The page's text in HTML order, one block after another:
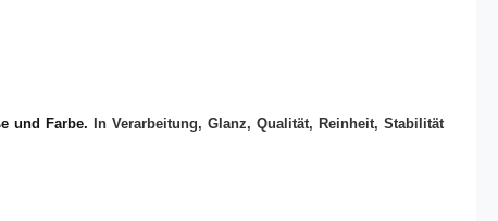
und Farbe.
In Verarbeitung, Glanz, Qualität, Reinheit, Stabilität